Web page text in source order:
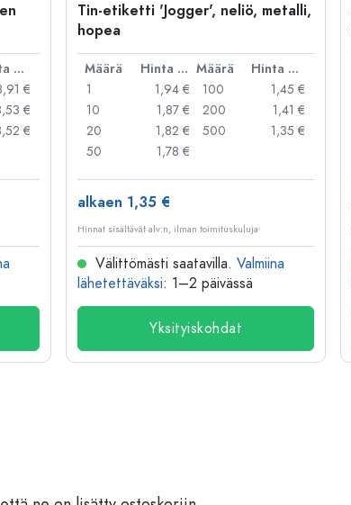
Hinta per kpl
€
€
€
Tin-etiketti 'Jogger', neliö, metalli,
hopea
Määrä Hinta per kpl Määrä
Hinta per kpl
1
1,94 €
10
1,87 €
20
1,82 €
50
1,78 €
100
1,45 €
200
1,41 €
500
1,35 €
alkaen 1,35 €
Hinnat sisältävät alv:n, ilman toimituskuluja
Välittömästi saatavilla. Valmiina
lähetettäväksi: 1–2 päivässä
Yksityiskohdat